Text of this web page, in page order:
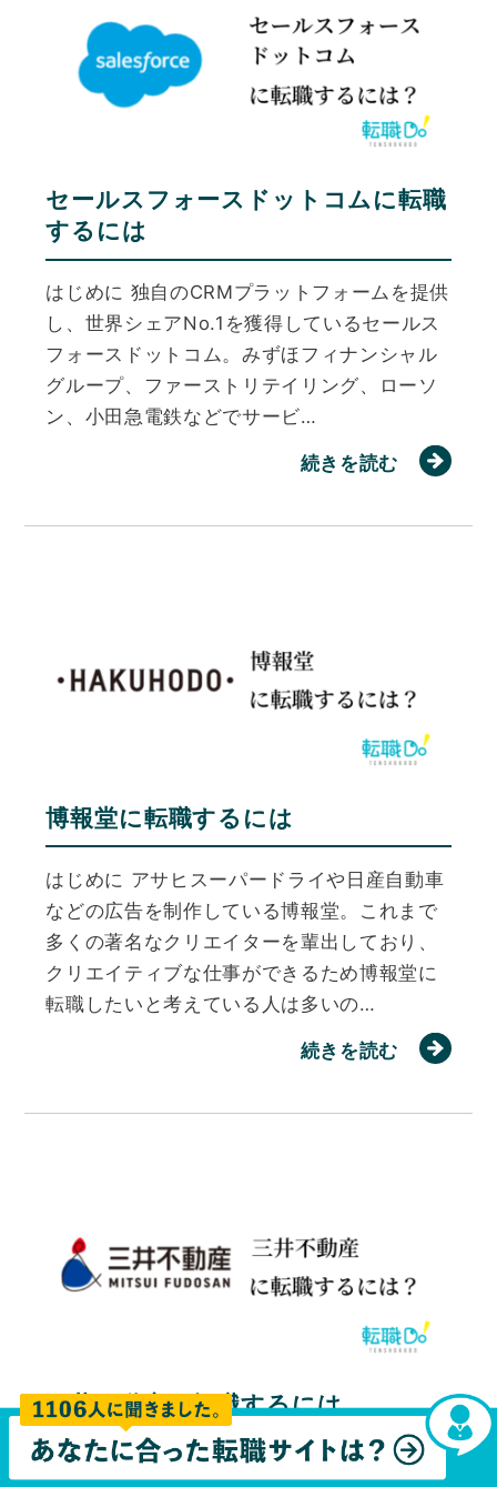
セールスフォースドットコムに転職
するには
はじめに 独自のCRMプラットフォームを提供
し、世界シェアNo.1を獲得しているセールス
フォースドットコム。みずほフィナンシャル
グループ、ファーストリテイリング、ローソ
ン、小田急電鉄などでサービ…
続きを読む
博報堂に転職するには
はじめに アサヒスーパードライや日産自動車
などの広告を制作している博報堂。これまで
多くの著名なクリエイターを輩出しており、
クリエイティブな仕事ができるため博報堂に
転職したいと考えている人は多いの…
続きを読む
三井不動産に転職するには
はじめに ららぽーとや三井アウトレットパー